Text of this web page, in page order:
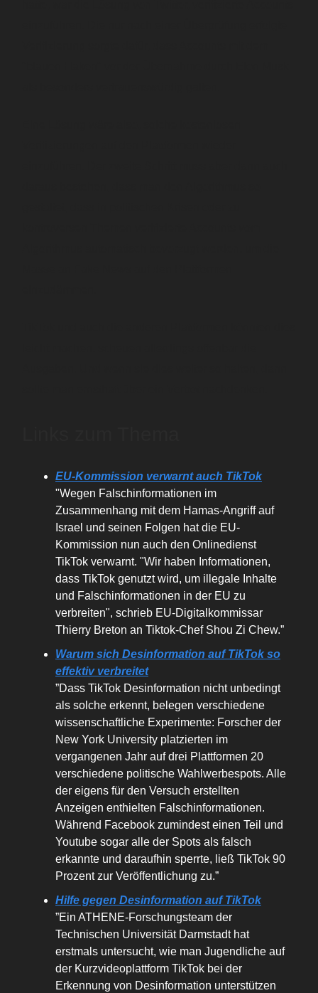
EU-Kommission verwarnt auch TikTok
"Wegen Falschinformationen im
Zusammenhang mit dem Hamas-Angriff auf
Israel und seinen Folgen hat die EU-
Kommission nun auch den Onlinedienst
TikTok verwarnt. "Wir haben Informationen,
dass TikTok genutzt wird, um illegale Inhalte
und Falschinformationen in der EU zu
verbreiten", schrieb EU-Digitalkommissar
Thierry Breton an Tiktok-Chef Shou Zi Chew.”
Warum sich Desinformation auf TikTok so
effektiv verbreitet
”Dass TikTok Desinformation nicht unbedingt
als solche erkennt, belegen verschiedene
wissenschaftliche Experimente: Forscher der
New York University platzierten im
vergangenen Jahr auf drei Plattformen 20
verschiedene politische Wahlwerbespots. Alle
der eigens für den Versuch erstellten
Anzeigen enthielten Falschinformationen.
Während Facebook zumindest einen Teil und
Youtube sogar alle der Spots als falsch
erkannte und daraufhin sperrte, ließ TikTok 90
Prozent zur Veröffentlichung zu.”
Hilfe gegen Desinformation auf TikTok
”Ein ATHENE-Forschungsteam der
Technischen Universität Darmstadt hat
erstmals untersucht, wie man Jugendliche auf
der Kurzvideoplattform TikTok bei der
Erkennung von Desinformation unterstützen